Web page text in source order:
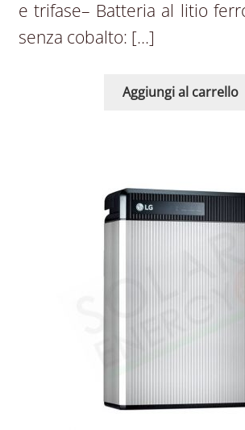
e trifase– Batteria al litio
senza cobalto: […]
Aggiungi al carrello